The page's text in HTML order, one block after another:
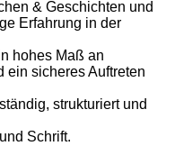
& Geschichten und
Erfahrung in der
hohes Maß an
ein sicheres Auftreten
strukturiert und
Schrift.